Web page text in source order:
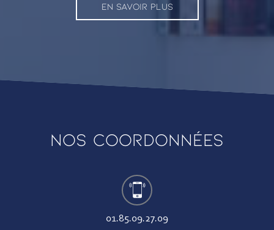
EN SAVOIR PLUS
Nos coordonnées
01.85.09.27.09